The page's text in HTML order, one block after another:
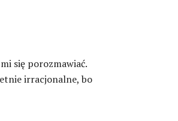
się porozmawiać.
irracjonalne, bo